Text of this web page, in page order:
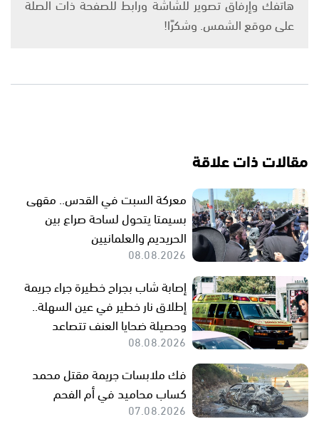
على موقع الشمس. وشكرًا!
مقالات ذات علاقة
معركة السبت في القدس.. مقهى
بسيمتا يتحول لساحة صراع بين
الحريديم والعلمانيين
08.08.2026
إصابة شاب بجراح خطيرة جراء جريمة
إطلاق نار خطير في عين السهلة..
وحصيلة ضحايا العنف تتصاعد
08.08.2026
فك ملابسات جريمة مقتل محمد
كساب محاميد في أم الفحم
07.08.2026